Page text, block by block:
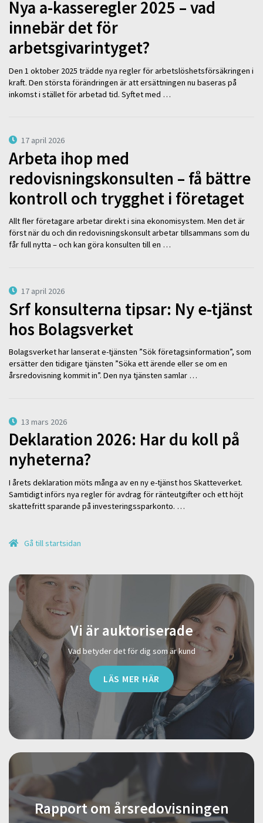
Nya a-kasseregler 2025 – vad
innebär det för
arbetsgivarintyget?
Den 1 oktober 2025 trädde nya regler för arbetslöshetsförsäkringen i
kraft. Den största förändringen är att ersättningen nu baseras på
inkomst i stället för arbetad tid. Syftet med …
17 april 2026
Arbeta ihop med
redovisningskonsulten – få bättre
kontroll och trygghet i företaget
Allt fler företagare arbetar direkt i sina ekonomisystem. Men det är
först när du och din redovisningskonsult arbetar tillsammans som du
får full nytta – och kan göra konsulten till en …
17 april 2026
Srf konsulterna tipsar: Ny e-tjänst
hos Bolagsverket
Bolagsverket har lanserat e-tjänsten ”Sök företagsinformation”, som
ersätter den tidigare tjänsten ”Söka ett ärende eller se om en
årsredovisning kommit in”. Den nya tjänsten samlar …
13 mars 2026
Deklaration 2026: Har du koll på
nyheterna?
I årets deklaration möts många av en ny e-tjänst hos Skatteverket.
Samtidigt införs nya regler för avdrag för ränteutgifter och ett höjt
skattefritt sparande på investeringssparkonto. …
Gå till startsidan
Vi är auktoriserade
Vad betyder det för dig som är kund
LÄS MER HÄR
Rapport om årsredovisningen